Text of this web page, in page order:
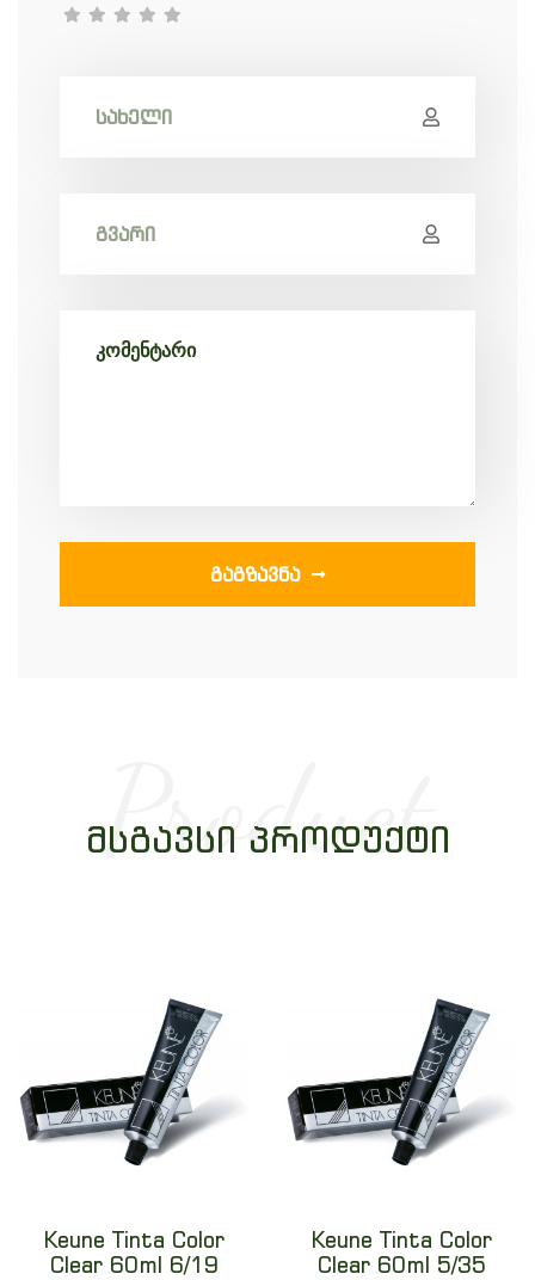
ᲒᲐᲒᲖᲐᲕᲜᲐ
Product
ᲛᲡᲒᲐᲕᲡᲘ ᲞᲠᲝᲓᲣᲥᲢᲘ
Keune Tinta Color
Clear 60ml 6/19
Keune Tinta Color
Clear 60ml 5/35